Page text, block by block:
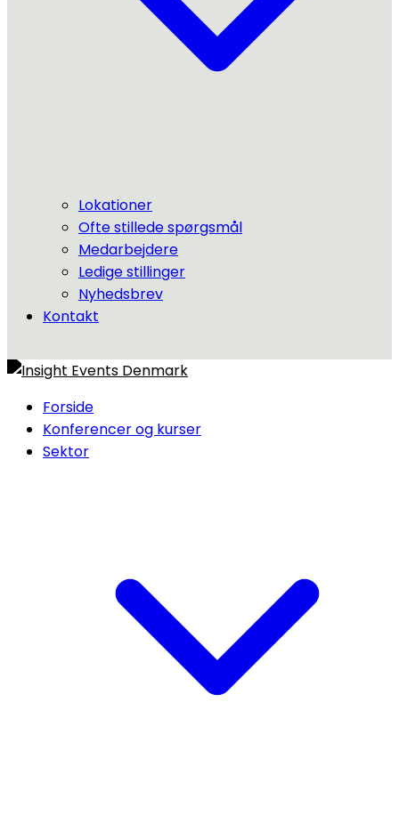
Lokationer
Ofte stillede spørgsmål
Medarbejdere
Ledige stillinger
Nyhedsbrev
Kontakt
Forside
Konferencer og kurser
Sektor